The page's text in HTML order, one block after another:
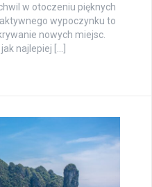
w otoczeniu pięknych
wypoczynku to
nowych miejsc.
najlepiej […]